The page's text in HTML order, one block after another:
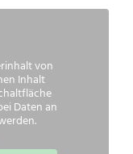
von
Inhalt
Daten an